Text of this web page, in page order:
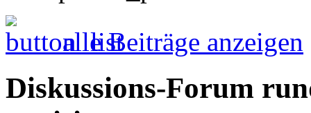
alle Beiträge anzeigen
Diskussions-Forum